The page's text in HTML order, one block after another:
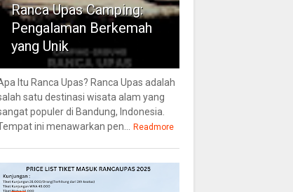
Ranca Upas Camping:
Pengalaman Berkemah
yang Unik
Itu Ranca Upas? Ranca Upas adalah
satu destinasi wisata alam yang
populer di Bandung, Indonesia.
ini menawarkan pen...
Readmore